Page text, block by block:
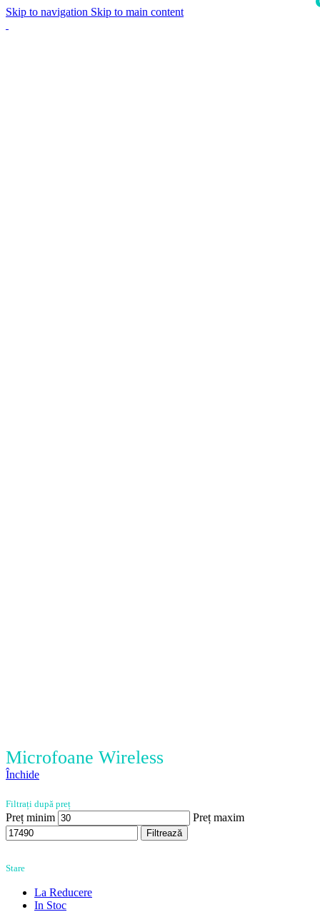
Skip to navigation Skip to main content
Microfoane Wireless
Închide
Filtrați după preț
Preț minim Preț maxim
Filtrează
Stare
La Reducere
In Stoc